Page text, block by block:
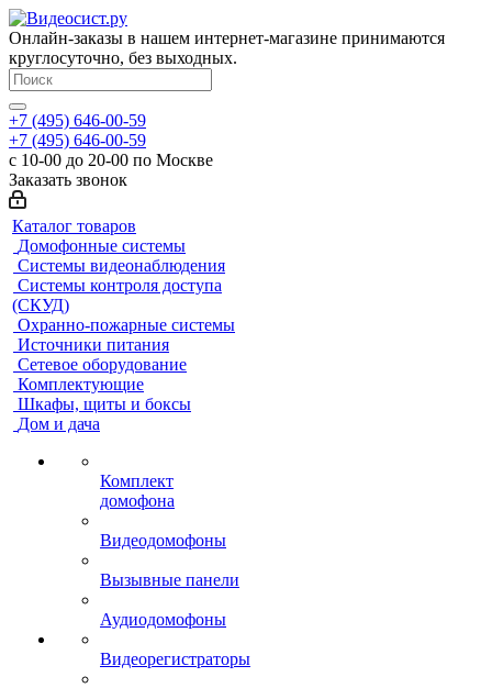
Онлайн-заказы в нашем интернет-магазине принимаются
круглосуточно, без выходных.
+7 (495) 646-00-59
+7 (495) 646-00-59
с 10-00 до 20-00 по Москве
Заказать звонок
Каталог товаров
Домофонные системы
Системы видеонаблюдения
Системы контроля доступа
(СКУД)
Охранно-пожарные системы
Источники питания
Сетевое оборудование
Комплектующие
Шкафы, щиты и боксы
Дом и дача
Комплект
домофона
Видеодомофоны
Вызывные панели
Аудиодомофоны
Видеорегистраторы